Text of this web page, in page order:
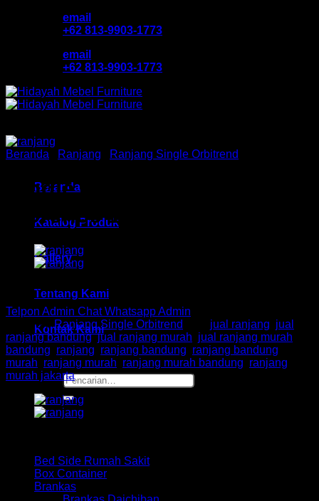
email
+62 813-9903-1773
email
+62 813-9903-1773
Beranda
Katalog Produk
Gallery
Tentang Kami
Kontak Kami
Pencarian
untuk:
Beranda Ranjang Ranjang Single Orbitrend
Single Bed Orbitrend HM
Florence 120 Bandung
1,298,460
Telpon Admin Chat Whatsapp Admin
Kategori:Ranjang Single Orbitrend jual ranjang jual
ranjang bandung,jual ranjang murah jual ranjang murah
bandung ranjang ranjang bandung ranjang bandung
murah ranjang murah ranjang murah bandung ranjang
murah jakarta
Bed Side Rumah Sakit
Box Container
Brankas